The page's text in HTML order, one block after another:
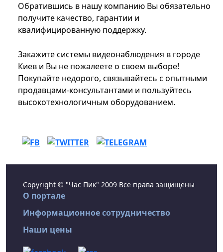
Обратившись в нашу компанию Вы обязательно
получите качество, гарантии и
квалифицированную поддержку.
Закажите системы видеонаблюдения в городе
Киев и Вы не пожалеете о своем выборе!
Покупайте недорого, связывайтесь с опытными
продавцами-консультантами и пользуйтесь
высокотехнологичным оборудованием.
Copyright © "Час Пик" 2009 Все права защищены
О портале
Информационное сотрудничество
Наши цены